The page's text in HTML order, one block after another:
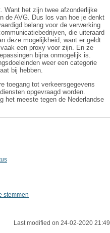
Want het zijn twee afzonderlijke
de AVG. Dus los van hoe je denkt
belang voor de verwerking
die uiteraard
deze mogelijkheid, want er geldt
een proxy voor zijn. En ze
bijna onmogelijk is.
weer een categorie
bij hebben.
toegang tot verkeersgegevens
opgevraagd worden.
het meeste tegen de Nederlandse
stemmen
Last modified on 24-02-2020 21:49